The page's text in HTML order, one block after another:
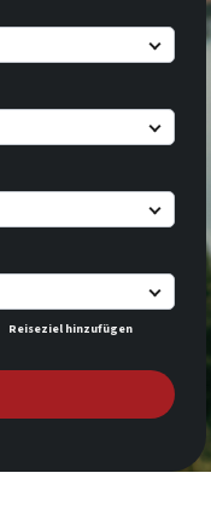
Reiseziel hinzufügen